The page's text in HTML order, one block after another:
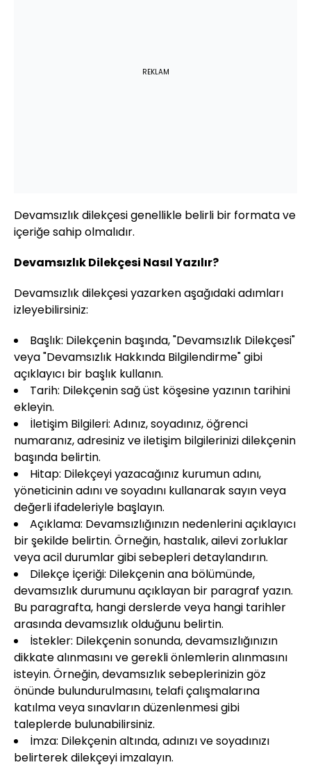
REKLAM
Devamsızlık dilekçesi genellikle belirli bir formata ve
içeriğe sahip olmalıdır.
Devamsızlık Dilekçesi Nasıl Yazılır?
Devamsızlık dilekçesi yazarken aşağıdaki adımları
izleyebilirsiniz:
Başlık: Dilekçenin başında, "Devamsızlık Dilekçesi"
veya "Devamsızlık Hakkında Bilgilendirme" gibi
açıklayıcı bir başlık kullanın.
Tarih: Dilekçenin sağ üst köşesine yazının tarihini
ekleyin.
İletişim Bilgileri: Adınız, soyadınız, öğrenci
numaranız, adresiniz ve iletişim bilgilerinizi dilekçenin
başında belirtin.
Hitap: Dilekçeyi yazacağınız kurumun adını,
yöneticinin adını ve soyadını kullanarak sayın veya
değerli ifadeleriyle başlayın.
Açıklama: Devamsızlığınızın nedenlerini açıklayıcı
bir şekilde belirtin. Örneğin, hastalık, ailevi zorluklar
veya acil durumlar gibi sebepleri detaylandırın.
Dilekçe İçeriği: Dilekçenin ana bölümünde,
devamsızlık durumunu açıklayan bir paragraf yazın.
Bu paragrafta, hangi derslerde veya hangi tarihler
arasında devamsızlık olduğunu belirtin.
İstekler: Dilekçenin sonunda, devamsızlığınızın
dikkate alınmasını ve gerekli önlemlerin alınmasını
isteyin. Örneğin, devamsızlık sebeplerinizin göz
önünde bulundurulmasını, telafi çalışmalarına
katılma veya sınavların düzenlenmesi gibi
taleplerde bulunabilirsiniz.
İmza: Dilekçenin altında, adınızı ve soyadınızı
belirterek dilekçeyi imzalayın.